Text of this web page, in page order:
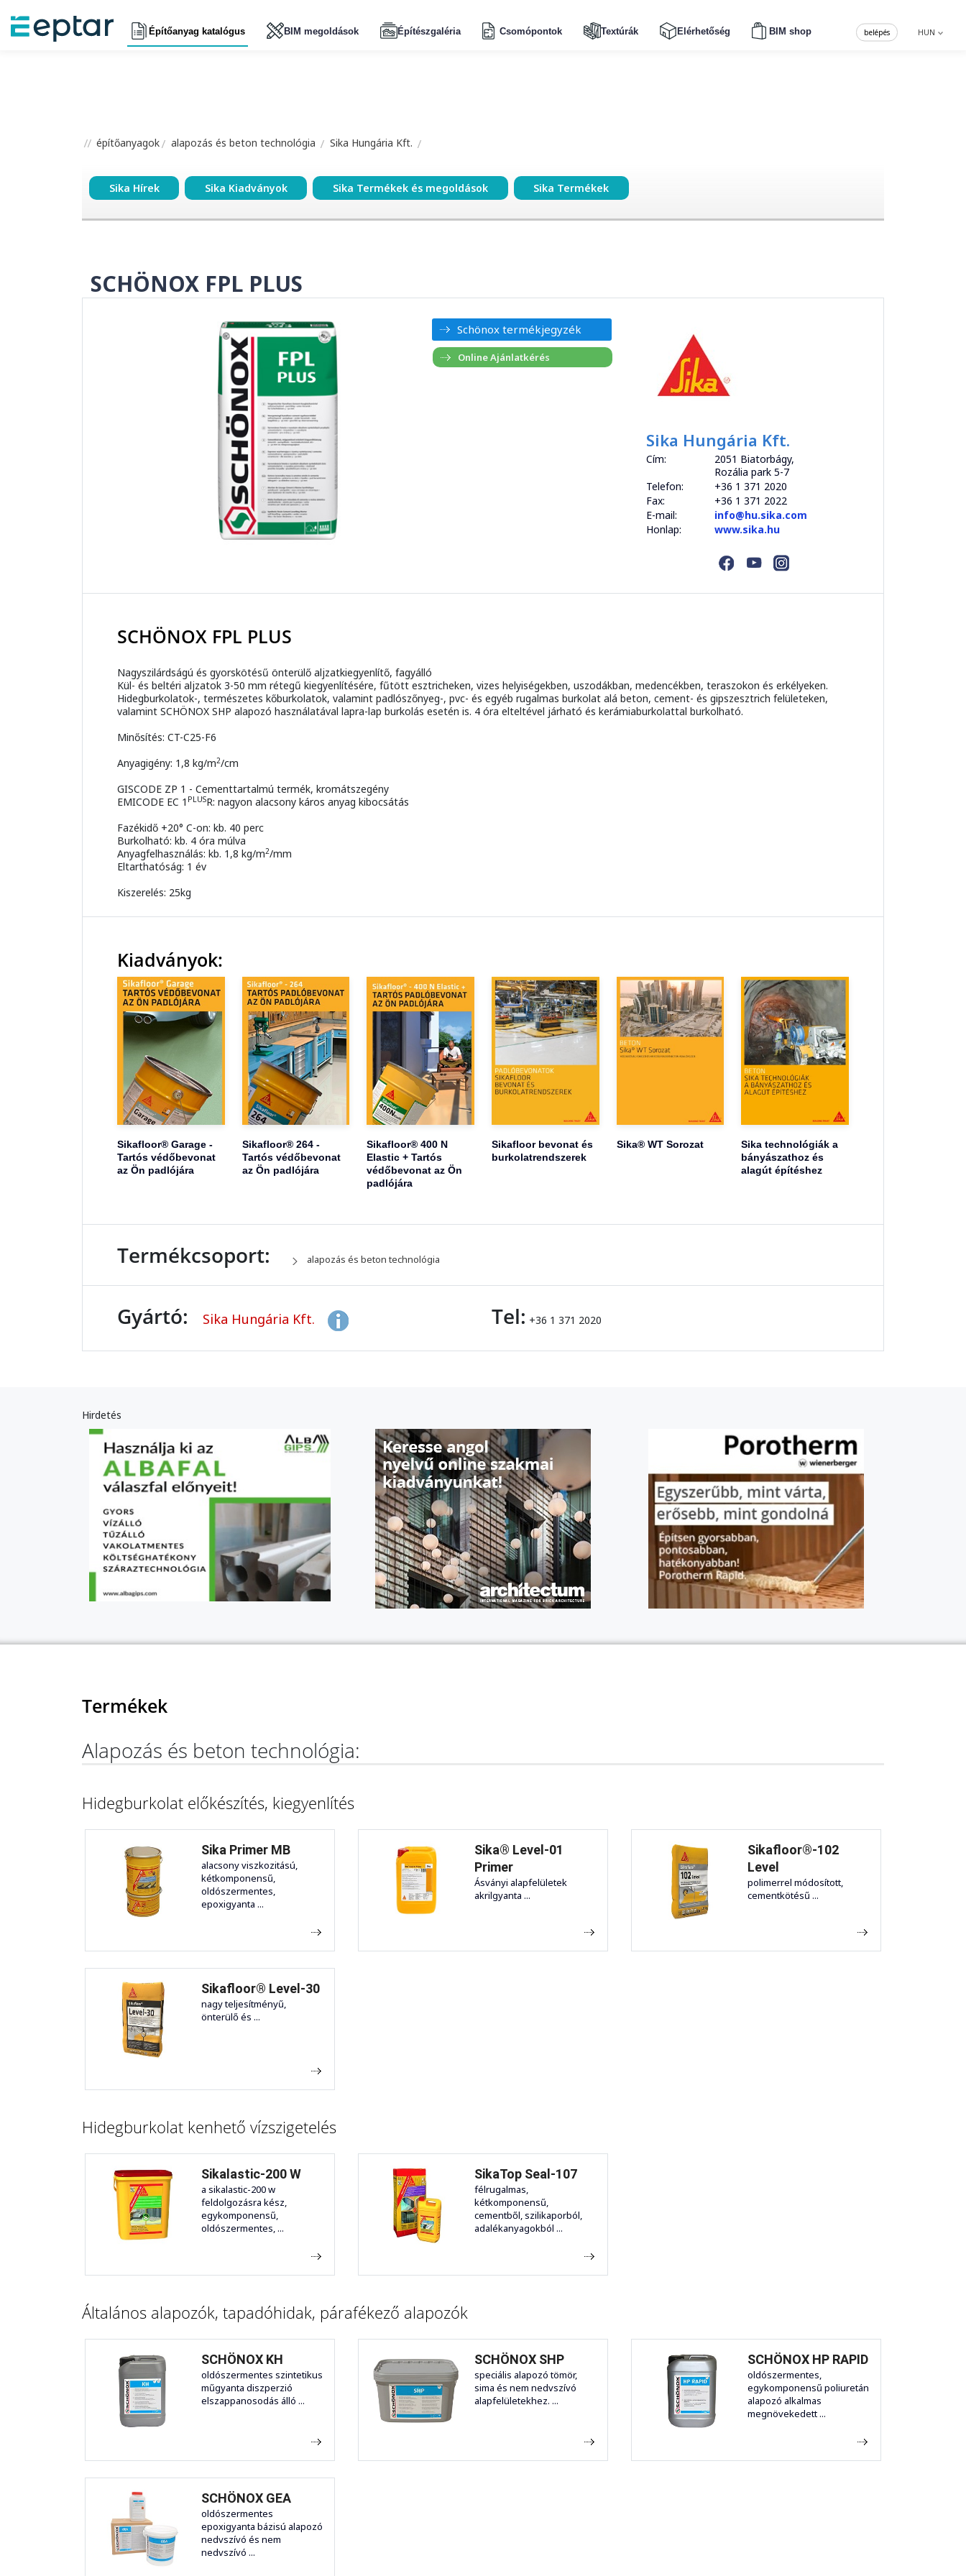
Építőanyag katalógus BIM megoldások Építészgaléria Csomópontok Textúrák Elérhetőség BIM shop HUN
belépés
építőanyagok alapozás és beton technológia Sika Hungária Kft.
Sika Hírek Sika Kiadványok Sika Termékek és megoldások Sika Termékek
SCHÖNOX FPL PLUS
Schönox termékjegyzék
Sika Hungária Kft.
Cím:
2051 Biatorbágy,
Rozália park 5-7
Telefon:
+36 1 371 2020
Fax:
+36 1 371 2022
E-mail:
info@hu.sika.com
Honlap:
www.sika.hu
SCHÖNOX FPL PLUS
Nagyszilárdságú és gyorskötésű önterülő aljzatkiegyenlítő, fagyálló
Kül- és beltéri aljzatok 3-50 mm rétegű kiegyenlítésére, fűtött esztricheken, vizes helyiségekben, uszodákban, medencékben, teraszokon és erkélyeken.
Hidegburkolatok-, természetes kőburkolatok, valamint padlószőnyeg-, pvc- és egyéb rugalmas burkolat alá beton, cement- és gipszesztrich felületeken,
valamint SCHÖNOX SHP alapozó használatával lapra-lap burkolás esetén is. 4 óra elteltével járható és kerámiaburkolattal burkolható.
Minősítés: CT-C25-F6
Anyagigény: 1,8 kg/m2/cm
GISCODE ZP 1 - Cementtartalmú termék, kromátszegény
EMICODE EC 1 PLUSR: nagyon alacsony káros anyag kibocsátás
Fazékidő +20° C-on: kb. 40 perc
Burkolható: kb. 4 óra múlva
Anyagfelhasználás: kb. 1,8 kg/m2/mm
Eltarthatóság: 1 év
Kiszerelés: 25kg
Kiadványok:
Sikafloor® Garage -
Tartós védőbevonat
az Ön padlójára
Sikafloor® 264 -
Tartós védőbevonat
az Ön padlójára
Sikafloor® 400 N
Elastic + Tartós
védőbevonat az Ön
padlójára
Sikafloor bevonat és
burkolatrendszerek
Sika® WT Sorozat
Sika technológiák a
bányászathoz és
alagút építéshez
Termékcsoport: alapozás és beton technológia
Gyártó: Sika Hungária Kft. Tel: +36 1 371 2020
Hirdetés
Termékek
Alapozás és beton technológia:
Hidegburkolat előkészítés, kiegyenlítés
Sika Primer MB
alacsony viszkozitású,
kétkomponensű,
oldószermentes,
epoxigyanta ...
Sika® Level-01
Primer
Ásványi alapfelületek
akrilgyanta ...
Sikafloor®-102
Level
polimerrel módosított,
cementkötésű ...
Sikafloor® Level-30
nagy teljesítményű,
önterülő és ...
Hidegburkolat kenhető vízszigetelés
Sikalastic-200 W
a sikalastic-200 w
feldolgozásra kész,
egykomponensű,
oldószermentes, ...
SikaTop Seal-107
félrugalmas,
kétkomponensű,
cementből, szilikaporból,
adalékanyagokból ...
Általános alapozók, tapadóhidak, párafékező alapozók
SCHÖNOX KH
oldószermentes szintetikus
műgyanta diszperzió
elszappanosodás álló ...
SCHÖNOX SHP
speciális alapozó tömör,
sima és nem nedvszívó
alapfelületekhez. ...
SCHÖNOX HP RAPID
oldószermentes,
egykomponensű poliuretán
alapozó alkalmas
megnövekedett ...
SCHÖNOX GEA
oldószermentes
epoxigyanta bázisú alapozó
nedvszívó és nem
nedvszívó ...